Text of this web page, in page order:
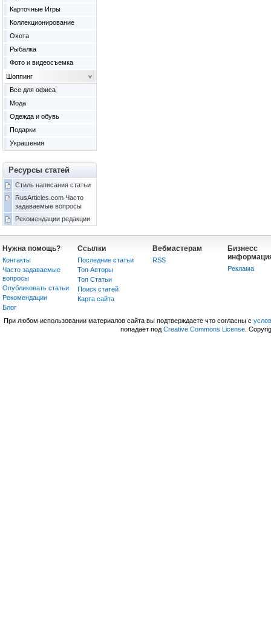
Карточные Игры
Коллекционирование
Охота
Рыбалка
Фото и видеосъемка
Шоппинг
Все для офиса
Мода
Одежда и обувь
Подарки
Украшения
Ресурсы статей
Стиль написания статьи
RusArticles.com Часто
задаваемые вопросы
Рекомендации редакции
Нужна помощь?
Контакты
Часто задаваемые
вопросы
Опубликовать статьи
Рекомендации
Блог
Ссылки
Последние статьи
Топ Авторы
Топ Статьи
Поиск статей
Карта сайта
Вебмастерам
RSS
Бизнесс
Реклама
При любом использовании материалов сайта вы подтверждаете что согласны с
попадает под Creative Commons License.